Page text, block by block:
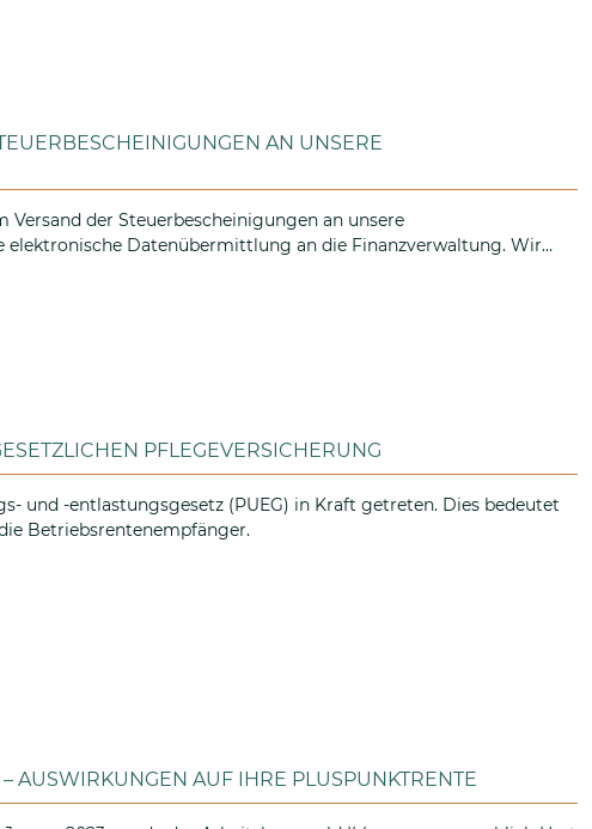
AN UNSERE
der Steuerbescheinigungen an unsere
elektronische Datenübermittlung an die Finanzverwaltung. Wir…
PFLEGEVERSICHERUNG
und -entlastungsgesetz (PUEG) in Kraft getreten. Dies bedeutet
Betriebsrentenempfänger.
AUSWIRKUNGEN AUF IHRE PLUSPUNKTRENTE